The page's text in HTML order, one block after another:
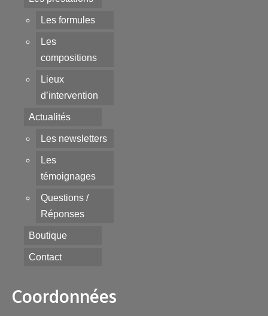
Les formules
Les
compositions
Lieux
d’intervention
Actualités
Les newsletters
Les
témoignages
Questions /
Réponses
Boutique
Contact
Coordonnées